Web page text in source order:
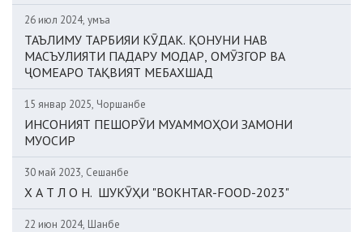
26 июл 2024, Ҷумъа
ТАЪЛИМУ ТАРБИЯИ КӮДАК. ҚОНУНИ НАВ
МАСЪУЛИЯТИ ПАДАРУ МОДАР, ОМӮЗГОР ВА
ҶОМЕАРО ТАҚВИЯТ МЕБАХШАД
15 январ 2025, Чоршанбе
ИНСОНИЯТ ПЕШОРӮИ МУАММОҲОИ ЗАМОНИ
МУОСИР
30 май 2023, Сешанбе
Х А Т Л О Н. ШУКӮҲИ "BOKHTAR-FOOD-2023"
22 июн 2024, Шанбе